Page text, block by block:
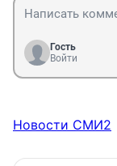
Гость
Войти
Новости СМИ2